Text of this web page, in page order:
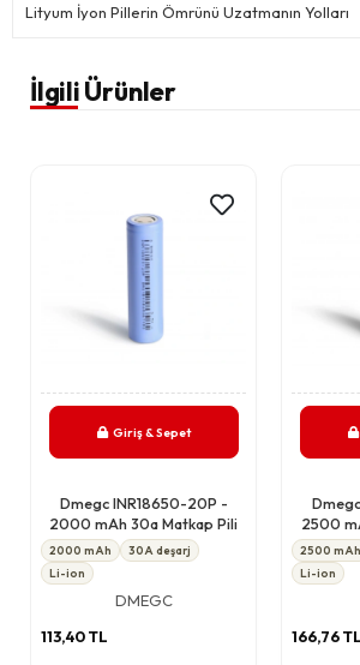
Lityum İyon Pillerin Ömrünü Uzatmanın Yolları
İlgili Ürünler
Giriş & Sepet
Dmegc INR18650-20P -
2000 mAh 30a Matkap Pili
2000 mAh
30A deşarj
Li-ion
DMEGC
113,40 TL
2500
2500 mAh
Li-ion
166,76 TL